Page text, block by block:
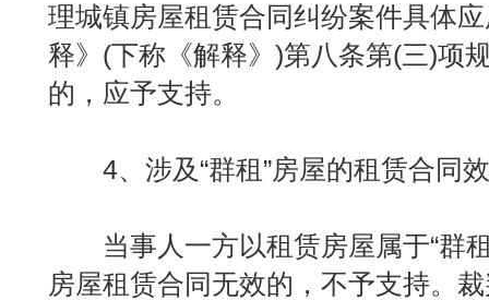
理城镇房屋租赁合同纠纷案件具体
释》(下称《解释》)第八条第(三)项
的，应予支持。
4、涉及“群租”房屋的租赁合同
当事人一方以租赁房屋属于“群租
房屋租赁合同无效的，不予支持。